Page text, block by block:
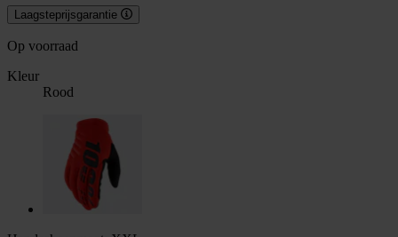
Laagsteprijsgarantie
Op voorraad
Kleur
Rood